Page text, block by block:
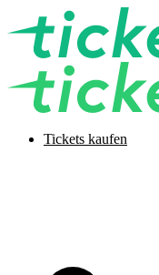
Tickets kaufen